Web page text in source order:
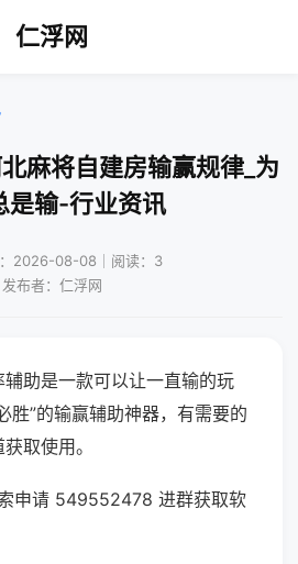
仁浮网
麻将自建房输赢规律_为
是输-行业资讯
2026-08-08｜阅读：3
发布者：仁浮网
助是一款可以让一直输的玩
胜”的输赢辅助神器，有需要的
取使用。
申请 549552478 进群获取软